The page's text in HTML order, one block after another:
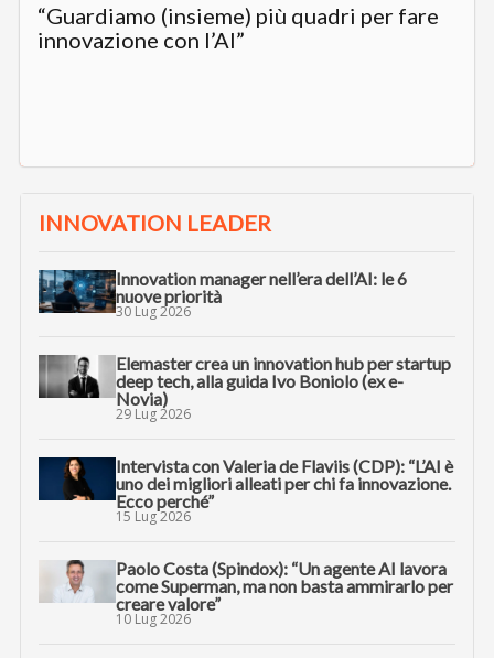
“Guardiamo (insieme) più quadri per fare
innovazione con l’AI”
INNOVATION LEADER
Innovation manager nell’era dell’AI: le 6
nuove priorità
30 Lug 2026
Elemaster crea un innovation hub per startup
deep tech, alla guida Ivo Boniolo (ex e-
Novia)
29 Lug 2026
Intervista con Valeria de Flaviis (CDP): “L’AI è
uno dei migliori alleati per chi fa innovazione.
Ecco perché”
15 Lug 2026
Paolo Costa (Spindox): “Un agente AI lavora
come Superman, ma non basta ammirarlo per
creare valore”
10 Lug 2026